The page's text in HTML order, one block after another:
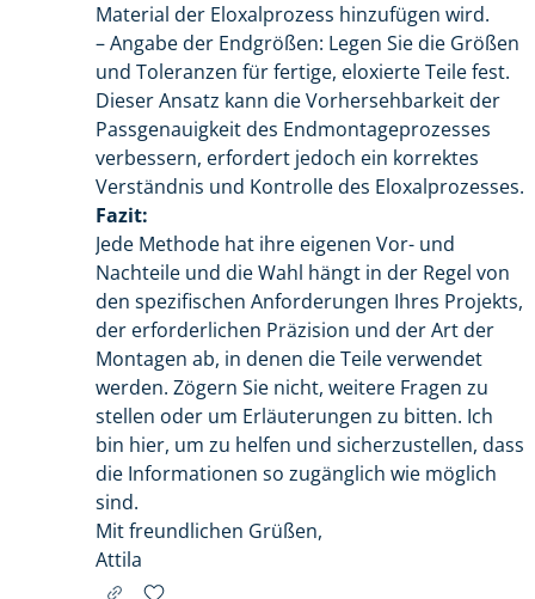
Material der Eloxalprozess hinzufügen wird.
– Angabe der Endgrößen: Legen Sie die Größen
und Toleranzen für fertige, eloxierte Teile fest.
Dieser Ansatz kann die Vorhersehbarkeit der
Passgenauigkeit des Endmontageprozesses
verbessern, erfordert jedoch ein korrektes
Verständnis und Kontrolle des Eloxalprozesses.
Fazit:
Jede Methode hat ihre eigenen Vor- und
Nachteile und die Wahl hängt in der Regel von
den spezifischen Anforderungen Ihres Projekts,
der erforderlichen Präzision und der Art der
Montagen ab, in denen die Teile verwendet
werden. Zögern Sie nicht, weitere Fragen zu
stellen oder um Erläuterungen zu bitten. Ich
bin hier, um zu helfen und sicherzustellen, dass
die Informationen so zugänglich wie möglich
sind.
Mit freundlichen Grüßen,
Attila